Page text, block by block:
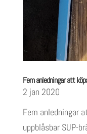
Fem anledningar att
2 jan 2020
Fem anledningar
uppblåsbar SUP-